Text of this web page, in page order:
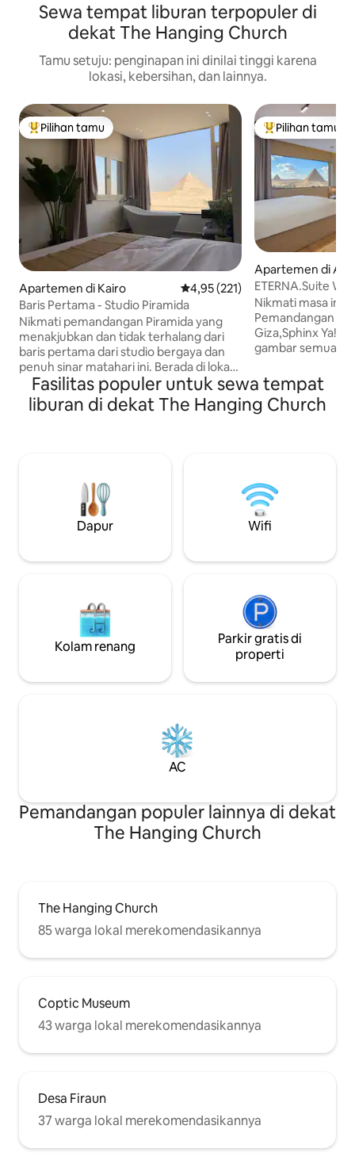
Sewa tempat liburan terpopuler di
dekat The Hanging Church
Tamu setuju: penginapan ini dinilai tinggi karena
lokasi, kebersihan, dan lainnya.
Pilihan tamu terpopuler
Pilihan tamu
Apartemen di Kairo Nilai rata-rata 4,95 dari 5, 221
4,95 (221)
Baris Pertama - Studio Piramida
Nikmati pemandangan Piramida yang
menakjubkan dan tidak terhalang dari
baris pertama dari studio bergaya dan
penuh sinar matahari ini. Berada di lokasi
yang ideal langsung di jalan utama
dengan akses yang mudah, studio ini
terletak tepat di samping Grand
piramida yang paling nyaman di Kairo.
Dirancang dengan cermat dan baru
dilengkapi perabotan, tempat ini
menggabungkan kenyamanan modern
terlupakan. Pengalaman Mesir Anda
Pilihan tamu
Pilihan tamu
Apartemen di Al
ETERNA.Suite W
Piramida & Balkon
Nikmati masa
Pemandangan
Giza,Sphinx Ya!
gambar
Nikmati
dari semua
di studio oriental
pastikan Anda
kami! Kami berkomitmen untuk
memberikan
yang layak
Fasilitas populer untuk sewa tempat
liburan di dekat The Hanging Church
Dapur Wifi
Kolam renang
Parkir gratis di
properti
AC
Pemandangan populer lainnya di dekat
The Hanging Church
The Hanging Church
85 warga lokal merekomendasikannya
Coptic Museum
43 warga lokal merekomendasikannya
Desa Firaun
37 warga lokal merekomendasikannya